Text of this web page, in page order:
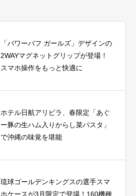
「パワーパフ ガールズ」デザインの
2WAYマグネットグリップが登場！
スマホ操作をもっと快適に
ホテル日航アリビラ、春限定「あぐ
ー豚の生ハム入りからし菜パスタ」
で沖縄の味覚を堪能
琉球ゴールデンキングスの選手スマ
ホケースが3月限定で登場！160機種